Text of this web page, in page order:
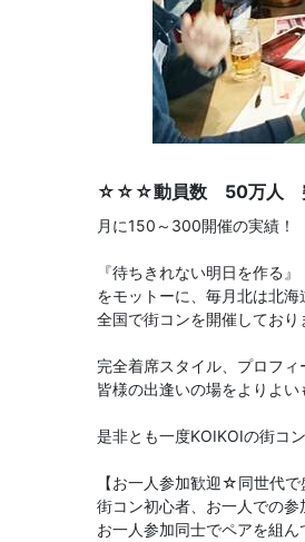
☆☆☆動員数 50万人
月に150～300開催の実績！
『待ちきれない明日を作る』
をモットーに、毎月北は北
全国で街コンを開催しており
完全着席スタイル、プロフ
皆様の出逢いの場をよりよ
是非とも一度KOIKOIの街コ
【お一人参加歓迎☆同世代で
街コン初心者、お一人での参
お一人参加同士でペアを組